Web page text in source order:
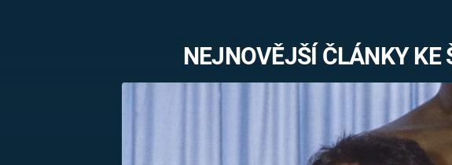
MARIE TEREZIE
NEJNOVĚJŠÍ ČLÁNKY KE